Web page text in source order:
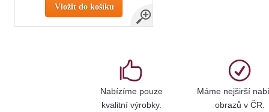
Vložit do košíku
Nabízíme pouze
kvalitní výrobky.
Máme nejširší
obrazů v ČR.